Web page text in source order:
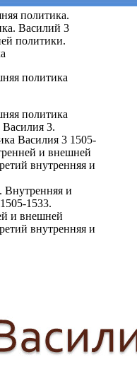
политика.
Василий 3
политики.
Внутренняя и
1533.
и внешней
внутренняя и